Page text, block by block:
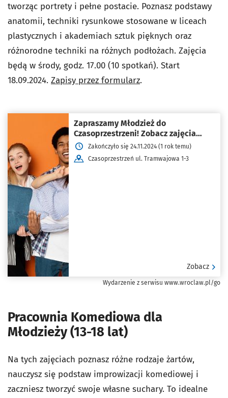
tworząc portrety i pełne postacie. Poznasz podstawy
anatomii, techniki rysunkowe stosowane w liceach
plastycznych i akademiach sztuk pięknych oraz
różnorodne techniki na różnych podłożach. Zajęcia
będą w środy, godz. 17.00 (10 spotkań). Start
18.09.2024. Zapisy przez formularz.
Zapraszamy Młodzież do
Czasoprzestrzeni! Zobacz zajęcia
dodatkowe
Zakończyło się 24.11.2024 (1 rok temu)
Czasoprzestrzeń ul. Tramwajowa 1-3
Zobacz
Wydarzenie z serwisu www.wroclaw.pl/go
Pracownia Komediowa dla
Młodzieży (13-18 lat)
Na tych zajęciach poznasz różne rodzaje żartów,
nauczysz się podstaw improwizacji komediowej i
zaczniesz tworzyć swoje własne suchary. To idealne